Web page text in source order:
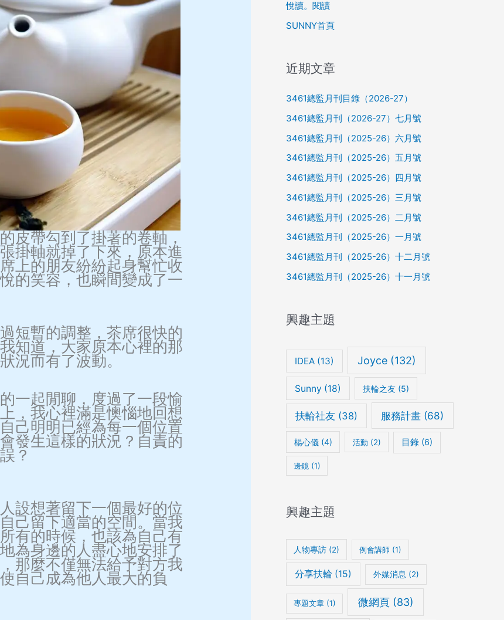
皮帶勾到了掛著的卷軸，
掛軸就掉了下來，原本進
上的朋友紛紛起身幫忙收
的笑容，也瞬間變成了一
短暫的調整，茶席很快的
知道，大家原本心裡的那
況而有了波動。
一起閒聊，度過了一段愉
，我心裡滿是懊惱地回想
己明明已經為每一個位置
發生這樣的狀況？自責的
？
設想著留下一個最好的位
己留下適當的空間。當我
有的時候，也該為自己有
為身邊的人盡心地安排了
那麼不僅無法給予對方我
自己成為他人最大的負
悅讀。閱讀
SUNNY首頁
近期文章
3461總監月刊目錄（2026-27）
3461總監月刊（2026-27）七月號
3461總監月刊（2025-26）六月號
3461總監月刊（2025-26）五月號
3461總監月刊（2025-26）四月號
3461總監月刊（2025-26）三月號
3461總監月刊（2025-26）二月號
3461總監月刊（2025-26）一月號
3461總監月刊（2025-26）十二月號
3461總監月刊（2025-26）十一月號
興趣主題
IDEA(13) Joyce(132)
Sunny (18) 扶輪之友 (5)
扶輪社友 (38) 服務計畫 (68)
楊心儀(4) 活動(2) 目錄(6)
邊鏡(1)
興趣主題
人物專訪 (2) 例會講師 (1)
分享扶輪 (15) 外媒消息 (2)
專題文章(1) 微網頁(83)